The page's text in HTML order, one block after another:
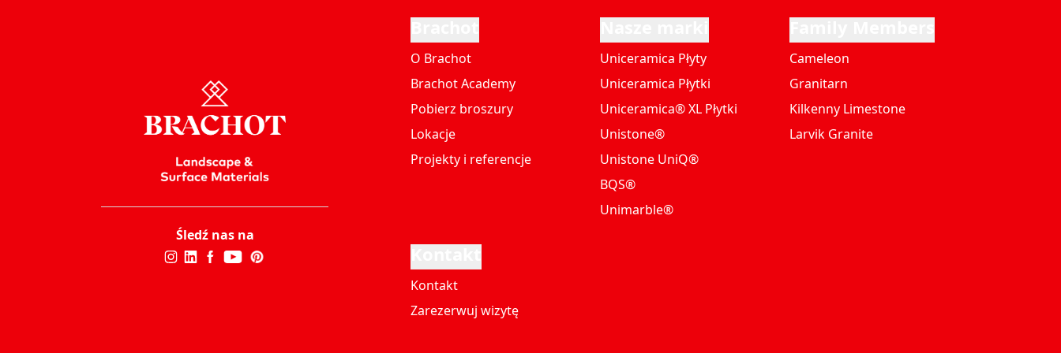
Śledź nas na
O Brachot
Brachot Academy
Pobierz broszury
Lokacje
Projekty i referencje
Uniceramica Płyty
Uniceramica Płytki
Uniceramica® XL Płytki
Unistone®
Unistone UniQ®
BQS®
Unimarble®
Cameleon
Granitarn
Kilkenny Limestone
Larvik Granite
Kontakt
Zarezerwuj wizytę